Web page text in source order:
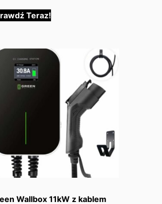
Teraz!
Wallbox 11kW z kablem